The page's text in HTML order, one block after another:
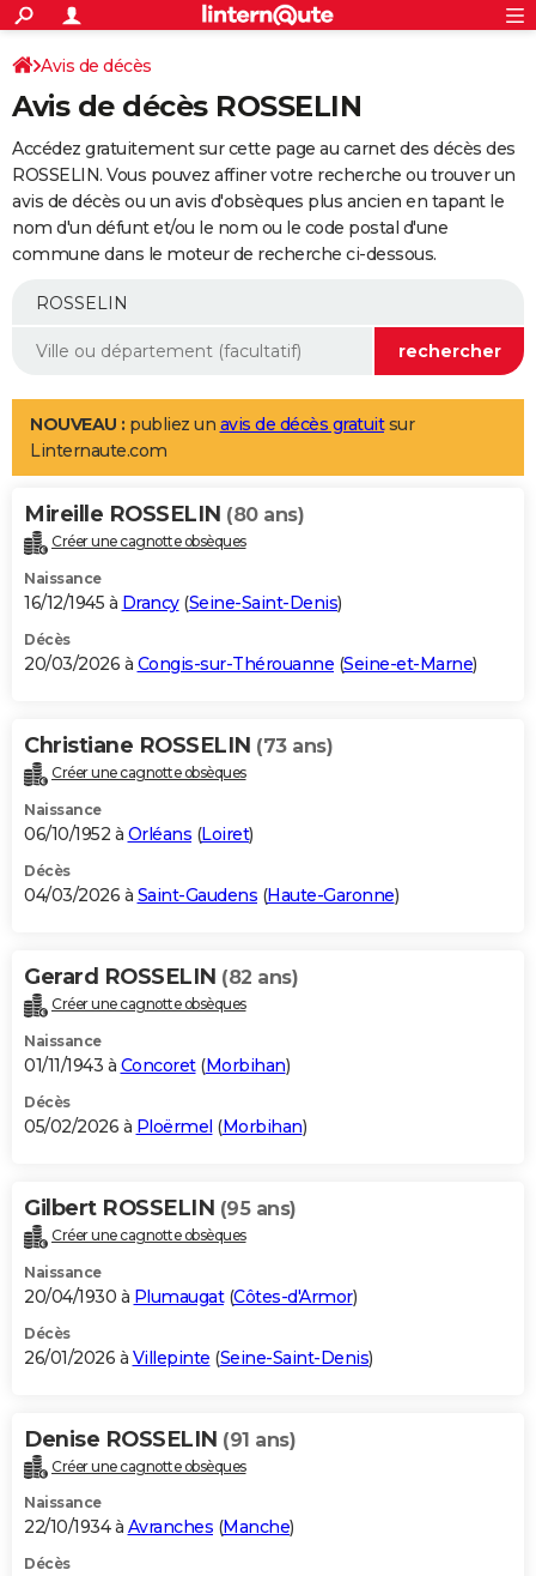
ACTUALITÉS
Politique
Société
Faits Divers
Education
Monde
Villes
+
SPORT
Coupe du monde 2026
Football
Tennis
Cyclisme
Rugby
Forum
Programme TV
TNT
Streaming
Cinéma
Sorties cinéma
Musique
+
FINANCE
Retraite
Epargne
Immobilier
Risques naturels par ville
Banque
Assurance
AUTO
Essais
Réserver un essai
Citadines
Berlines
SUV
Forum auto
+
Mobiles
Meilleur smartphone
Internet
Ordinateurs
Jeux vidéo
Guide high-tech
Aménagement intérieur
LIFESTYLE
Art de vivre
Bien-être
Loisirs
Mode
Modes de vie
Alimentation
Guide de la santé
Maladies
Médicaments
Sommeil
VOYAGE
Destinations
City break
Voyage nature
Voyage de noces
Forum
Climat
+PHOTO
GUIDES D'ACHAT
BONS PLANS
Carte de Noël
Carte Bonne année
Carte Saint-Valentin
Carte Pâques
Carte d'anniversaire
DICTIONNAIRE
Dictionnaire
Biographies
Citations
Expressions
Proverbes
PROGRAMME TV
S'inscrire
Se connecter
Lycées
Collèges
Primaires
Universités
Entreprises
Service militaire
Avis de recherche
AVIS DE DÉCÈS
Bricolage
Lifestyle
Culture
Sport
Auto
Television
Voyage
Cinema
Avis de décès
Avis de décès ROSSELIN
Accédez gratuitement sur cette page au carnet des décès des
ROSSELIN. Vous pouvez affiner votre recherche ou trouver un
avis de décès ou un avis d'obsèques plus ancien en tapant le
nom d'un défunt et/ou le nom ou le code postal d'une
commune dans le moteur de recherche ci-dessous.
NOUVEAU : publiez un avis de décès gratuitsur
Linternaute.com
Mireille ROSSELIN (80 ans)
Créer une cagnotte obsèques
Naissance
16/12/1945 à Drancy(Seine-Saint-Denis)
Décès
20/03/2026 à Congis-sur-Thérouanne (Seine-et-Marne)
Christiane ROSSELIN (73 ans)
Créer une cagnotte obsèques
Naissance
06/10/1952 à Orléans (Loiret)
Décès
04/03/2026 à Saint-Gaudens (Haute-Garonne)
Gerard ROSSELIN (82 ans)
Créer une cagnotte obsèques
Naissance
01/11/1943 à Concoret(Morbihan)
Décès
05/02/2026 à Ploërmel (Morbihan)
Gilbert ROSSELIN (95 ans)
Créer une cagnotte obsèques
Naissance
20/04/1930 à Plumaugat(Côtes-d'Armor)
Décès
26/01/2026 à Villepinte (Seine-Saint-Denis)
Denise ROSSELIN (91 ans)
Créer une cagnotte obsèques
Naissance
22/10/1934 à Avranches (Manche)
Décès